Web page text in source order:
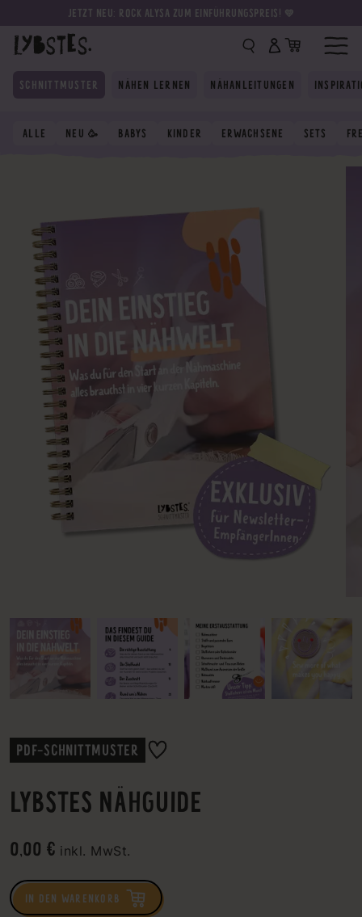
JETZT NEU: ROCK ALYSA ZUM EINFÜHRUNGSPREIS! 💛
SCHNITTMUSTER
ALLE NEU 🥳 BABYS KINDER ERWACHSENE SETS
NÄHEN LERNEN NÄHANLEITUNGEN
PDF-SCHNITTMUSTER
LYBSTES NÄHGUIDE
0,00 € inkl. MwSt.
IN DEN WARENKORB